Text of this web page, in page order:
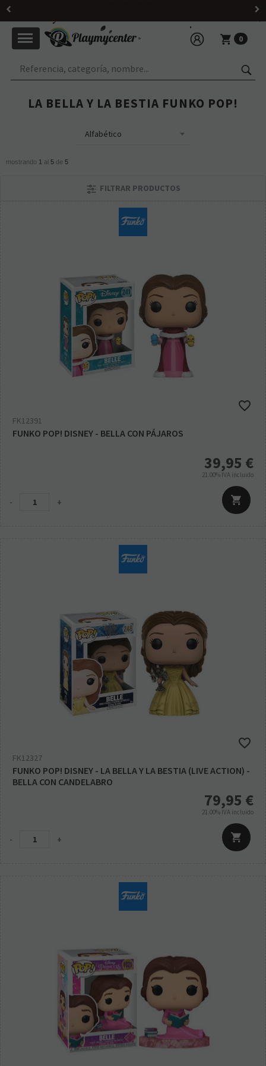
0
LA BELLA Y LA BESTIA FUNKO POP!
mostrando 1 al 5 de 5
FILTRAR PRODUCTOS
FK12391
FUNKO POP! DISNEY - BELLA CON PÁJAROS
39,95 €
21.00% IVA incluido
- +
FK12327
FUNKO POP! DISNEY - LA BELLA Y LA BESTIA (LIVE ACTION) -
BELLA CON CANDELABRO
79,95 €
21.00% IVA incluido
- +